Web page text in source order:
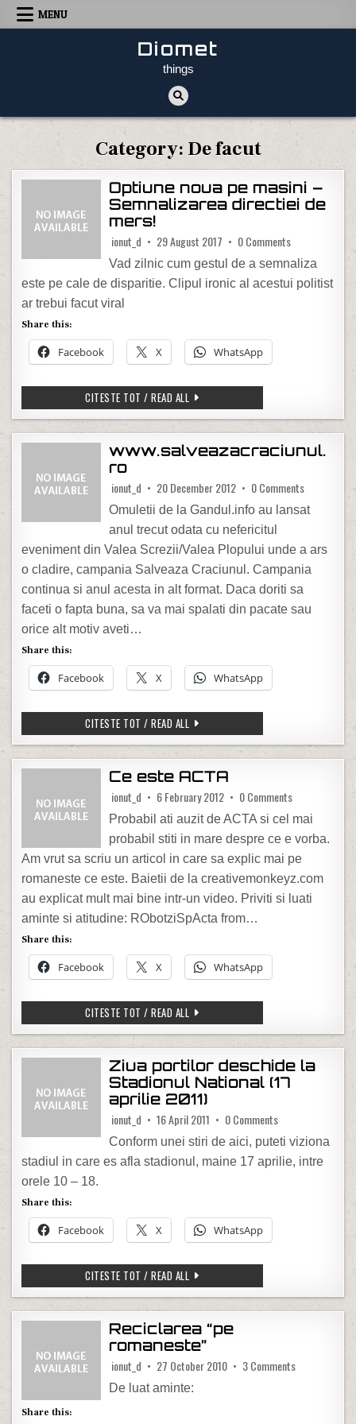
Skip to content
MENU
Diomet
things
Category:De facut
Optiune noua pe masini –
Semnalizarea directiei de
mers!
ionut_d 29 August 2017 0 Commentson Optiune
Vad zilnic cum gestul de a semnaliza
este pe cale de disparitie. Clipul ironic al acestui politist
ar trebui facut viral
Share this:
Facebook X WhatsApp
CITESTE TOT / READ ALL OPTIUNE NOUA PE MASINI –
www.salveazacraciunul.
ro
ionut_d 20 December 2012 0 Commentson
Omuletii de la Gandul.info au lansat
anul trecut odata cu nefericitul
eveniment din Valea Screzii/Valea Plopului unde a ars
o cladire, campania Salveaza Craciunul. Campania
continua si anul acesta in alt format. Daca doriti sa
faceti o fapta buna, sa va mai spalati din pacate sau
orice alt motiv aveti…
Share this:
Facebook X WhatsApp
CITESTE TOT / READ ALL WWW.SALVEAZACRACIUNUL.RO
Ce este ACTA
ionut_d 6 February 2012 0 Commentson Ce este
Probabil ati auzit de ACTA si cel mai
probabil stiti in mare despre ce e vorba.
Am vrut sa scriu un articol in care sa explic mai pe
romaneste ce este. Baietii de la creativemonkeyz.com
au explicat mult mai bine intr-un video. Priviti si luati
aminte si atitudine: RObotziSpActa from…
Share this:
Facebook X WhatsApp
CITESTE TOT / READ ALL CE ESTE ACTA
Ziua portilor deschide la
Stadionul National (17
aprilie 2011)
ionut_d 16 April 2011 0 Commentson Ziua portilor
Conform unei stiri de aici, puteti viziona
stadiul in care es afla stadionul, maine 17 aprilie, intre
orele 10 – 18.
Share this:
Facebook X WhatsApp
CITESTE TOT / READ ALL ZIUA PORTILOR DESCHIDE LA
Reciclarea “pe
romaneste”
ionut_d 27 October 2010 3 Commentson Reciclarea
De luat aminte:
Share this: